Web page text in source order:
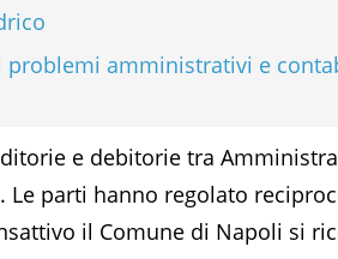
amministrativi e
e debitorie tra
Le parti hanno regolato
il Comune di Napoli si